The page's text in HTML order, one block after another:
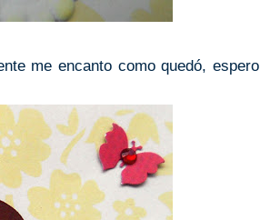
me encanto como quedó, espero